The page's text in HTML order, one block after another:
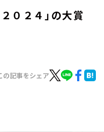
０２４」の大賞
の記事をシェア